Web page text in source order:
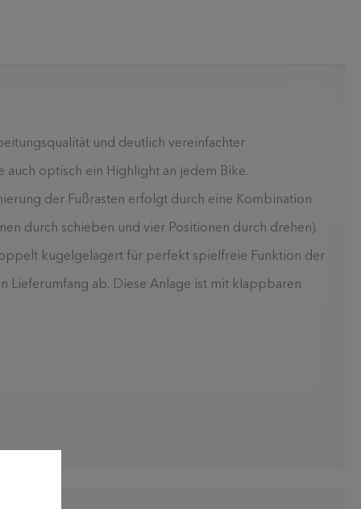
und deutlich vereinfachter
optisch ein Highlight an jedem Bike.
der Fußrasten erfolgt durch eine Kombination
durch schieben und vier Positionen durch drehen).
kugelgelagert für perfekt spielfreie Funktion der
Lieferumfang ab. Diese Anlage ist mit klappbaren